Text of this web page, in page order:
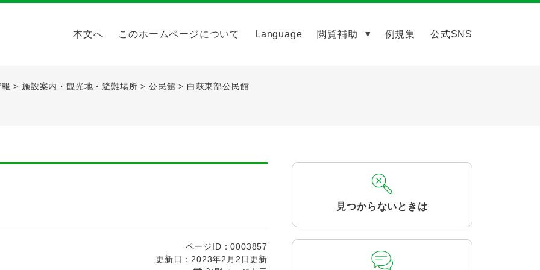
本文へ このホームページについて Language 閲覧補助 例規集 公式SNS
>施設案内・観光地・避難場所 > 公民館 > 白萩東部公民館
ページID：0003857
更新日：2023年2月2日更新
見つからないときは